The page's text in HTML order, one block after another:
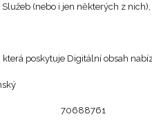
(nebo i jen některých z
která poskytuje Digitální obsah